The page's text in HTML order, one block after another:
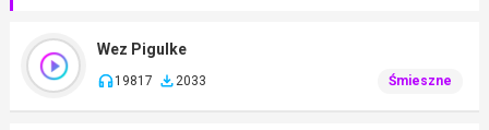
Wez Pigulke
19817 2033 Śmieszne